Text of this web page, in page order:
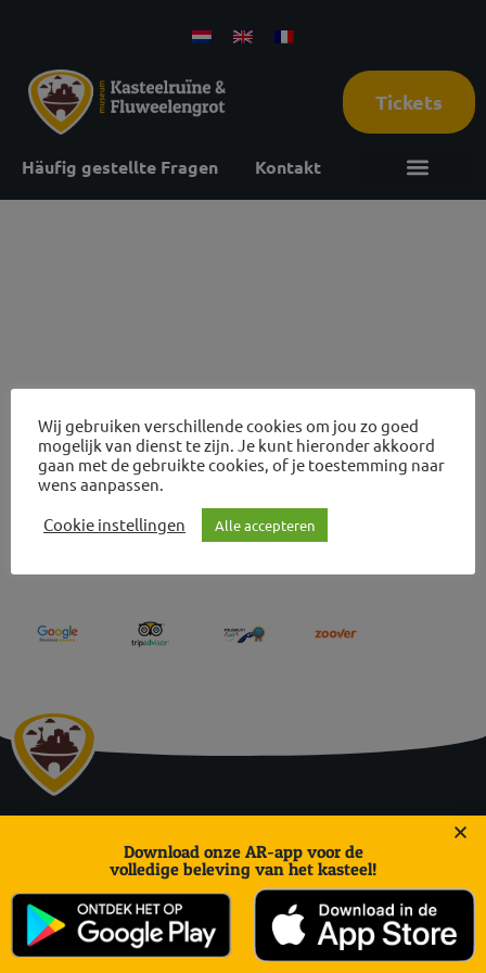
Tickets
Häufig gestellte Fragen Kontakt
2026
Ruinenbewertungen und Höhlentouren
Wij gebruiken verschillende cookies om jou zo goed
mogelijk van dienst te zijn. Je kunt hieronder akkoord
gaan met de gebruikte cookies, of je toestemming naar
wens aanpassen.
Cookie instellingen
Alle accepteren
Download onze AR-app voor de
volledige beleving van het kasteel!